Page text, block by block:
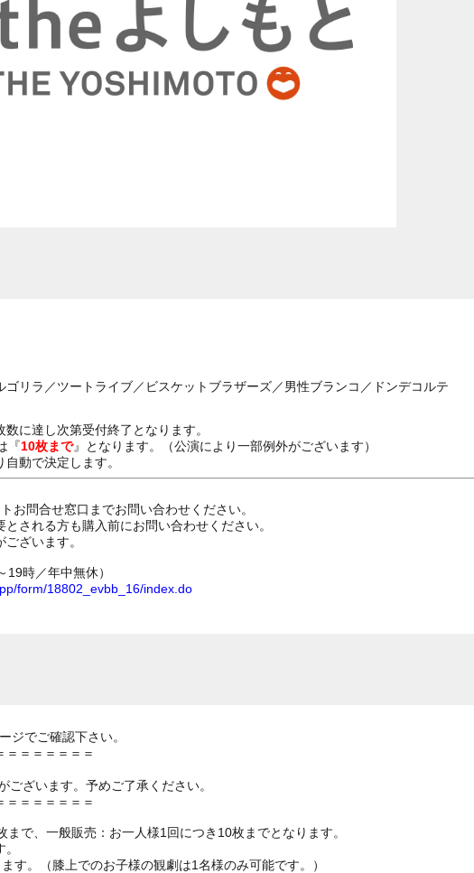
リラ／ツートライブ／ビスケットブラザーズ／男性ブランコ／ドンデコルテ
に達し次第受付終了となります。
『10枚まで』となります。（公演により一部例外がございます）
動で決定します。
お問合せ窓口までお問い合わせください。
される方も購入前にお問い合わせください。
ざいます。
時／年中無休）
form/18802_evbb_16/index.do
ジでご確認下さい。
＝＝＝＝＝＝＝
ざいます。予めご了承ください。
＝＝＝＝＝＝＝
で、一般販売：お一人様1回につき10枚までとなります。
。（膝上でのお子様の観劇は1名様のみ可能です。）